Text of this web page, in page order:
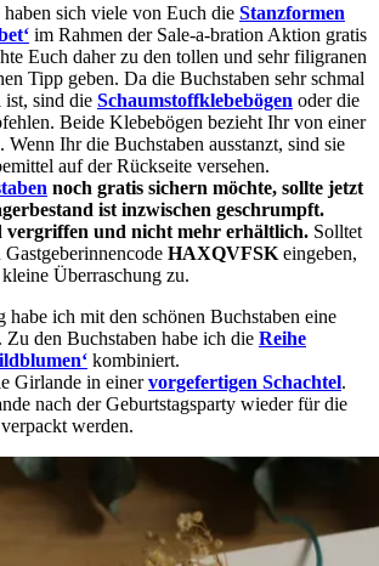
sich viele von Euch die Stanzformen
im Rahmen der Sale-a-bration Aktion gratis
Euch daher zu den tollen und sehr filigranen
Tipp geben. Da die Buchstaben sehr schmal
ist, sind die Schaumstoffklebebögen oder die
Beide Klebebögen bezieht Ihr von einer
Wenn Ihr die Buchstaben ausstanzt, sind sie
auf der Rückseite versehen.
noch gratis sichern möchte, sollte jetzt
ist inzwischen geschrumpft.
vergriffen und nicht mehr erhältlich. Solltet
HAXQVFSK eingeben,
Überraschung zu.
habe ich mit den schönen Buchstaben eine
den Buchstaben habe ich die Reihe
kombiniert.
Girlande in einervorgefertigen Schachtel.
nach der Geburtstagsparty wieder für die
werden.